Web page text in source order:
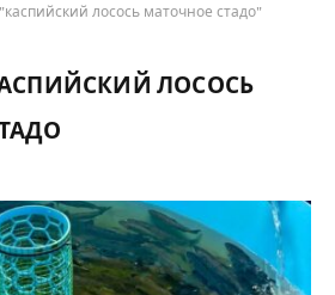
лосось маточное стадо"
ЛОСОСЬ